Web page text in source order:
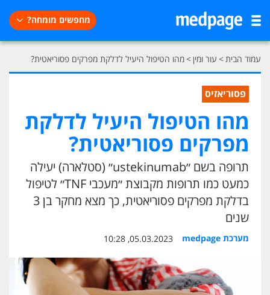
מחפשים מומחה?
עמוד הבית> עור ומין>מהו הטיפול היעיל לדלקת מפרקים פסוריאטית?
פסוריאזיס
מהו הטיפול היעיל לדלקת
מפרקים פסוריאטית?
תרופה בשם ״ustekinumab״ (סטלארה) יעילה
כמעט כמו תרופות מקבוצת ״מעכבי TNF״ לטיפול
בדלקת מפרקים פסוריאטית, כך מצא מחקר בן 3
שנים
מערכת medpage 05.03.2023, 10:28